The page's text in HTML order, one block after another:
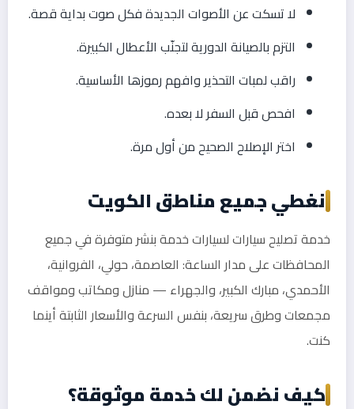
لا تسكت عن الأصوات الجديدة فكل صوت بداية قصة.
التزم بالصيانة الدورية لتجنّب الأعطال الكبيرة.
راقب لمبات التحذير وافهم رموزها الأساسية.
افحص قبل السفر لا بعده.
اختر الإصلاح الصحيح من أول مرة.
نغطي جميع مناطق الكويت
خدمة تصليح سيارات لسيارات خدمة بنشر متوفرة في جميع
المحافظات على مدار الساعة: العاصمة، حولي، الفروانية،
الأحمدي، مبارك الكبير، والجهراء — منازل ومكاتب ومواقف
مجمعات وطرق سريعة، بنفس السرعة والأسعار الثابتة أينما
كنت.
كيف نضمن لك خدمة موثوقة؟